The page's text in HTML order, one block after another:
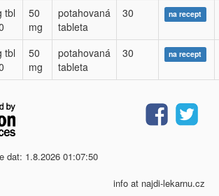
tbl
50
mg
potahovaná
tableta
30 na recept
tbl
50
mg
potahovaná
tableta
30 na recept
dat: 1.8.2026 01:07:50
info at najdi-lekarnu.cz